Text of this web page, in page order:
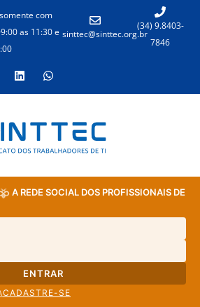
com
as 11:30 e sinttec@sinttec.org.br
(34) 9.8403-
7846
A REDE SOCIAL DOS PROFISSIONAIS DE
ENTRAR
CADASTRE-SE